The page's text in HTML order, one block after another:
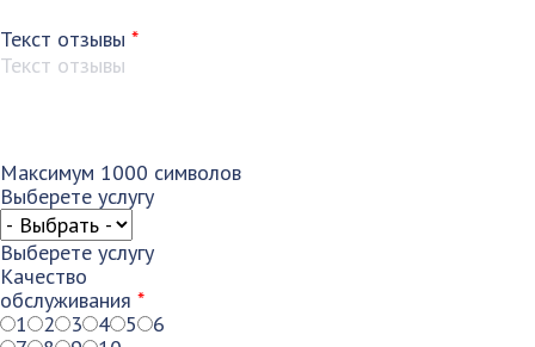
Текст отзывы *
Максимум 1000 символов
Выберете услугу
Выберете услугу
Качество
обслуживания *
1
2 3 4 5
6